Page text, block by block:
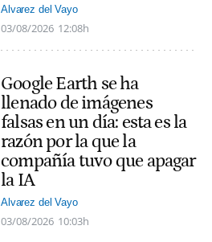
Alvarez del Vayo
03/08/2026 12:08h
Google Earth se ha
llenado de imágenes
falsas en un día: esta es la
razón por la que la
compañía tuvo que apagar
la IA
Alvarez del Vayo
03/08/2026 10:03h